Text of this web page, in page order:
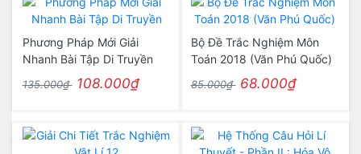
Phương Pháp Mới Giải
Nhanh Bài Tập Di Truyền
135.000₫ 108.000₫
Bộ Đề Trắc Nghiệm Môn
Toán 2018 (Văn Phú Quốc)
85.000₫ 68.000₫